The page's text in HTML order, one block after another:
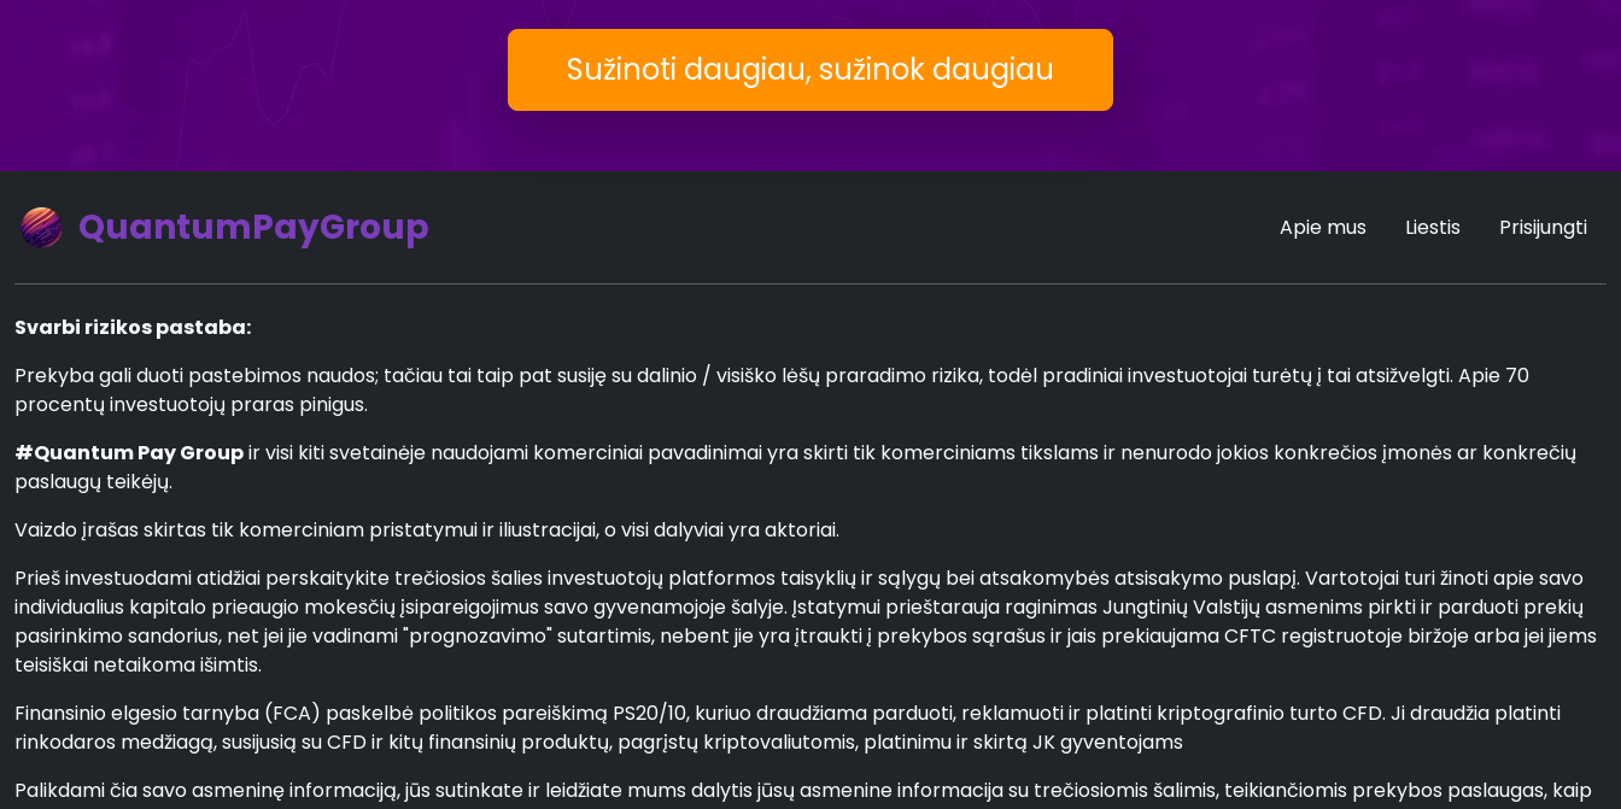
Sužinoti daugiau, sužinok daugiau
QuantumPayGroup Apie mus Liestis Prisijungti
Svarbi rizikos pastaba:
Prekyba gali duoti pastebimos naudos; tačiau tai taip pat susiję su dalinio / visiško lėšų praradimo rizika, todėl pradiniai investuotojai turėtų į tai atsižvelgti. Apie 70
procentų investuotojų praras pinigus.
#Quantum Pay Groupir visi kiti svetainėje naudojami komerciniai pavadinimai yra skirti tik komerciniams tikslams ir nenurodo jokios konkrečios įmonės ar konkrečių
paslaugų teikėjų.
Vaizdo įrašas skirtas tik komerciniam pristatymui ir iliustracijai, o visi dalyviai yra aktoriai.
Prieš investuodami atidžiai perskaitykite trečiosios šalies investuotojų platformos taisyklių ir sąlygų bei atsakomybės atsisakymo puslapį. Vartotojai turi žinoti apie savo
individualius kapitalo prieaugio mokesčių įsipareigojimus savo gyvenamojoje šalyje. Įstatymui prieštarauja raginimas Jungtinių Valstijų asmenims pirkti ir parduoti prekių
pasirinkimo sandorius, net jei jie vadinami "prognozavimo" sutartimis, nebent jie yra įtraukti į prekybos sąrašus ir jais prekiaujama CFTC registruotoje biržoje arba jei jiems
teisiškai netaikoma išimtis.
Finansinio elgesio tarnyba (FCA) paskelbė politikos pareiškimą PS20/10, kuriuo draudžiama parduoti, reklamuoti ir platinti kriptografinio turto CFD. Ji draudžia platinti
rinkodaros medžiagą, susijusią su CFD ir kitų finansinių produktų, pagrįstų kriptovaliutomis, platinimu ir skirtą JK gyventojams
Palikdami čia savo asmeninę informaciją, jūs sutinkate ir leidžiate mums dalytis jūsų asmenine informacija su trečiosiomis šalimis, teikiančiomis prekybos paslaugas, kaip